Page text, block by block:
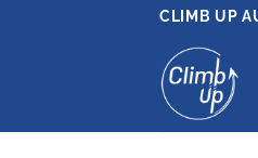
CLIMB UP